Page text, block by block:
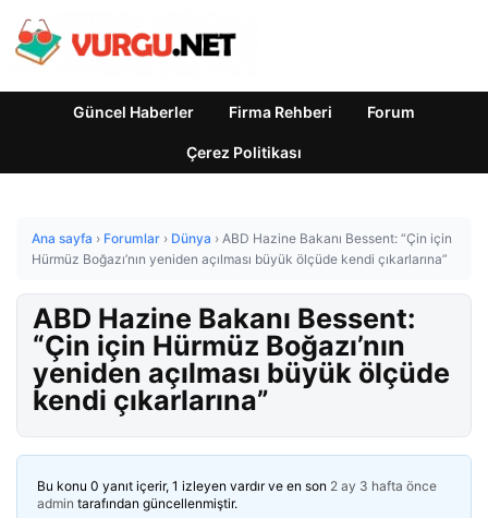
Güncel Haberler Firma Rehberi Forum
Çerez Politikası
Ana sayfa › Forumlar › Dünya › ABD Hazine Bakanı Bessent: “Çin için
Hürmüz Boğazı’nın yeniden açılması büyük ölçüde kendi çıkarlarına”
ABD Hazine Bakanı Bessent:
“Çin için Hürmüz Boğazı’nın
yeniden açılması büyük ölçüde
kendi çıkarlarına”
Bu konu 0 yanıt içerir, 1 izleyen vardır ve en son 2 ay 3 hafta önce
admin tarafından güncellenmiştir.